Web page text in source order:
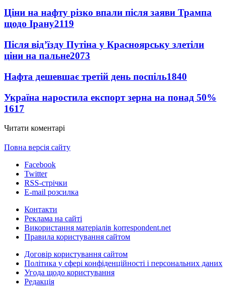
Ціни на нафту різко впали після заяви Трампа
щодо Ірану2119
Після від’їзду Путіна у Красноярську злетіли
ціни на пальне2073
Нафта дешевшає третій день поспіль1840
Україна наростила експорт зерна на понад 50%
1617
Читати коментарі
Повна версія сайту
Facebook
Twitter
RSS-стрічки
E-mail розсилка
Контакти
Реклама на сайті
Використання матеріалів korrespondent.net
Правила користування сайтом
Договір користування сайтом
Політика у сфері конфіденційності і персональних даних
Угода щодо користування
Редакція